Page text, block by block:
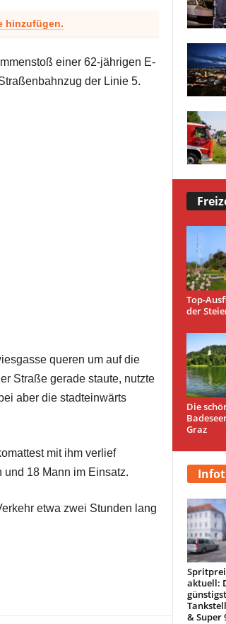
hinzufügen.
einer 62-jährigen E-
der Linie 5.
queren um auf die
Straße gerade staute, nutzte
aber die stadteinwärts
mit ihm verlief
und 18 Mann im Einsatz.
etwa zwei Stunden lang
Top-
der
Die
Graz
aktuell:
& Super